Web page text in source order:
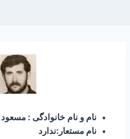
نام و نام خانوادگی :
نام مستعار:ندارد